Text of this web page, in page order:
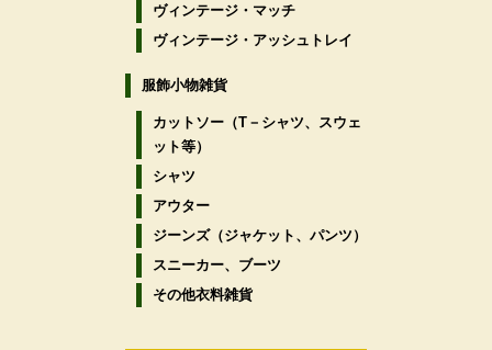
ヴィンテージ・マッチ
ヴィンテージ・アッシュトレイ
服飾小物雑貨
カットソー（T－シャツ、スウェ
ット等）
シャツ
アウター
ジーンズ（ジャケット、パンツ）
スニーカー、ブーツ
その他衣料雑貨